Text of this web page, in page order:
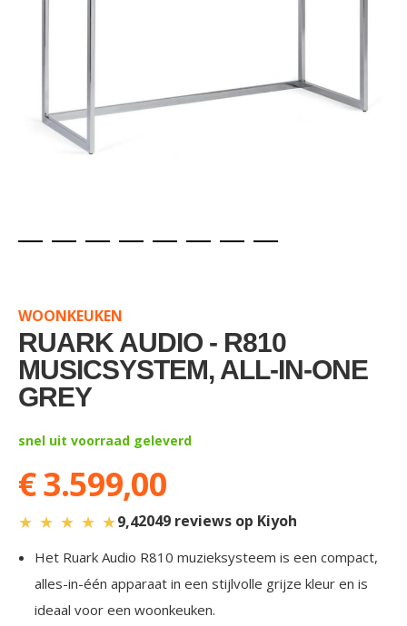
beginning
of
the
images
gallery
WOONKEUKEN
RUARK AUDIO - R810
MUSICSYSTEM, ALL-IN-ONE
GREY
snel uit voorraad geleverd
€ 3.599,00
★ ★ ★ ★ ★9,42049 reviews op Kiyoh
Het Ruark Audio R810 muzieksysteem is een compact,
alles-in-één apparaat in een stijlvolle grijze kleur en is
ideaal voor een woonkeuken.